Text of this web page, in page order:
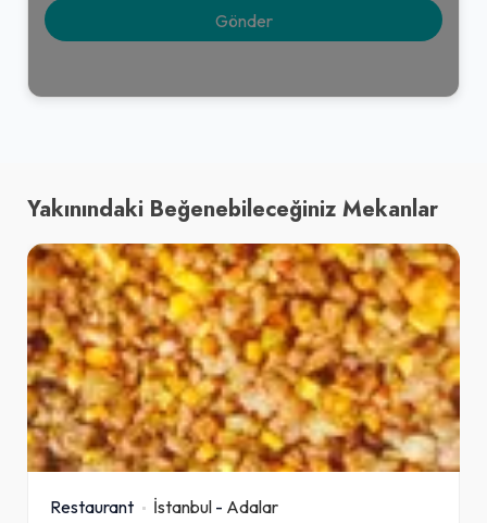
Yakınındaki Beğenebileceğiniz Mekanlar
Restaurant İstanbul - Adalar